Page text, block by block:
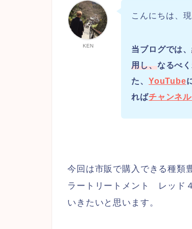
KEN
こんにちは、
当ブログでは、
用し、なるべ
た、 YouTube
ればチャンネ
今回は市販で購入できる種
ラートリートメント レッド
いきたいと思います。